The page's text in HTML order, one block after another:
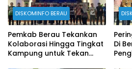
DISKOMINFO BERAU
Pemkab Berau Tekankan
Kolaborasi Hingga Tingkat
Kampung untuk Tekan
Di